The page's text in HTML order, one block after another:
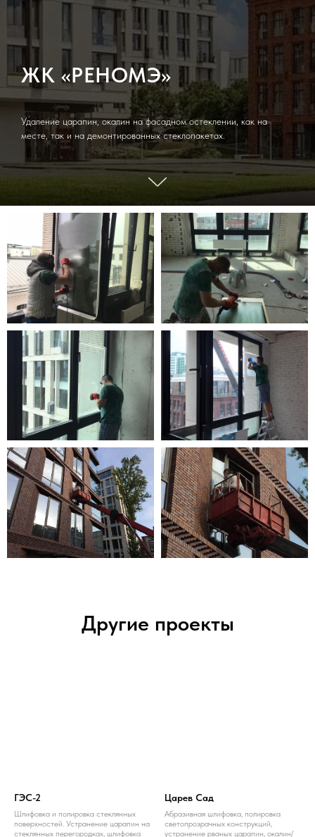
ЖК «РЕНОМЭ»
Удаление царапин, окалин на фасадном остеклении, как на
месте, так и на демонтированных стеклопакетах.
Другие проекты
ГЭС-2
Шлифовка и полировка стеклянных
поверхностей. Устранение царапин на
стеклянных перегородках, шлифовка
Царев Сад
Абразивная шлифовка, полировка
светопрозрачных конструкций,
устранение рваных царапин, окалин/